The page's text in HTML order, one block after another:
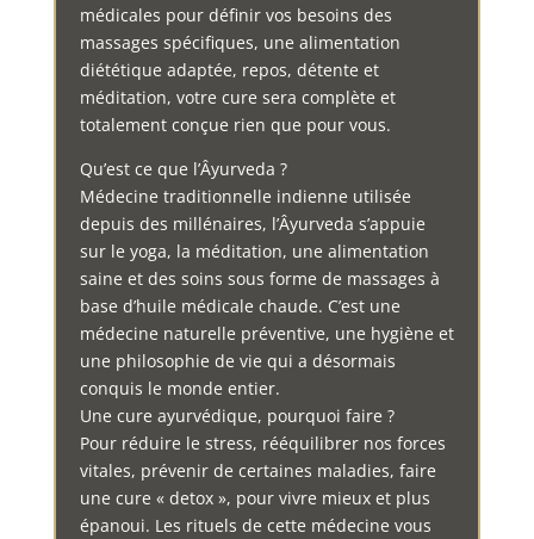
médicales pour définir vos besoins des
massages spécifiques, une alimentation
diététique adaptée, repos, détente et
méditation, votre cure sera complète et
totalement conçue rien que pour vous.
Qu’est ce que l’Âyurveda ?
Médecine traditionnelle indienne utilisée
depuis des millénaires, l’Âyurveda s’appuie
sur le yoga, la méditation, une alimentation
saine et des soins sous forme de massages à
base d’huile médicale chaude. C’est une
médecine naturelle préventive, une hygiène et
une philosophie de vie qui a désormais
conquis le monde entier.
Une cure ayurvédique, pourquoi faire ?
Pour réduire le stress, rééquilibrer nos forces
vitales, prévenir de certaines maladies, faire
une cure « detox », pour vivre mieux et plus
épanoui. Les rituels de cette médecine vous